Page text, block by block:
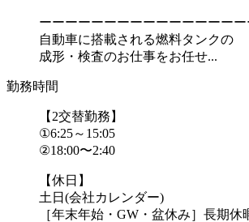
ーーーーーーーーーーーーーーーー
自動車に搭載される燃料タンクの
成形・検査のお仕事をお任せ...
勤務時間
【2交替勤務】
①6:25～15:05
②18:00〜2:40
【休日】
土日(会社カレンダー)
［年末年始・GW・盆休み］長期休